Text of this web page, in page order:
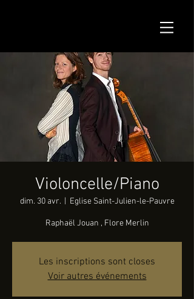
Violoncelle/Piano
dim. 30 avr.
  |
Eglise Saint-Julien-le-Pauvre
Raphaël Jouan , Flore Merlin
Les inscriptions sont closes
Voir autres événements